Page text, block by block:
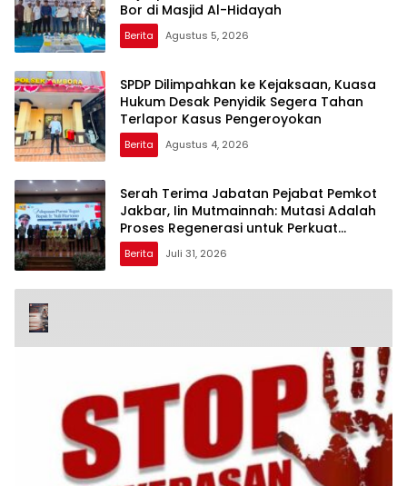
Bor di Masjid Al-Hidayah
Berita Agustus 5, 2026
SPDP Dilimpahkan ke Kejaksaan, Kuasa
Hukum Desak Penyidik Segera Tahan
Terlapor Kasus Pengeroyokan
Berita Agustus 4, 2026
Serah Terima Jabatan Pejabat Pemkot
Jakbar, Iin Mutmainnah: Mutasi Adalah
Proses Regenerasi untuk Perkuat
Pelayanan Publik
Berita Juli 31, 2026